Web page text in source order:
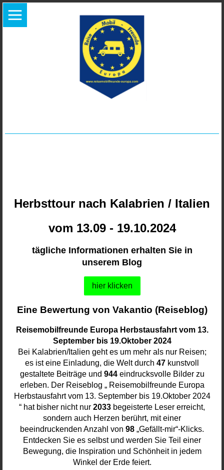
Herbsttour nach Kalabrien / Italien
vom 13.09 - 19.10.2024
tägliche Informationen erhalten Sie in
unserem Blog
hier klicken
Eine Bewertung von Vakantio (Reiseblog)
Reisemobilfreunde Europa Herbstausfahrt vom 13.
September bis 19.Oktober 2024
Bei Kalabrien/Italien geht es um mehr als nur Reisen;
es ist eine Einladung, die Welt durch 47 kunstvoll
gestaltete Beiträge und 944eindrucksvolle Bilder zu
erleben. Der Reiseblog „ Reisemobilfreunde Europa
Herbstausfahrt vom 13. September bis 19.Oktober 2024
“ hat bisher nicht nur 2033 begeisterte Leser erreicht,
sondern auch Herzen berührt, mit einer
beeindruckenden Anzahl von 98 „Gefällt-mir“-Klicks.
Entdecken Sie es selbst und werden Sie Teil einer
Bewegung, die Inspiration und Schönheit in jedem
Winkel der Erde feiert.